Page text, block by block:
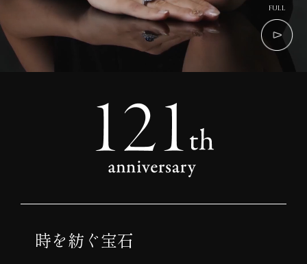
full
時を紡ぐ宝石